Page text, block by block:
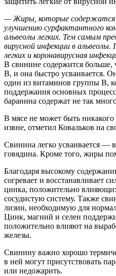
— Жиры, которые содержатся
улучшению сурфактантного
альвеолы легких. Тем самым
вирусной инфекции в
легких и коронавирусная
В свинине содержится больше,
В, и она быстро усваивается.
один из витаминов группы B,
поддержания основных
баранина содержат не так
В мясе не может быть никакого
извне, отметил Ковальков на
Свинина легко усваивается —
говядина. Кроме того, жиры
Благодаря высокому
согревает и восстанавливает
цинка, положительно
сосудистую систему. Также
лизин, необходимую для
Цинк, магний и селен
положительно влияют на
железы.
Свинину важно хорошо
в ней могут присутствовать
или недожарить.